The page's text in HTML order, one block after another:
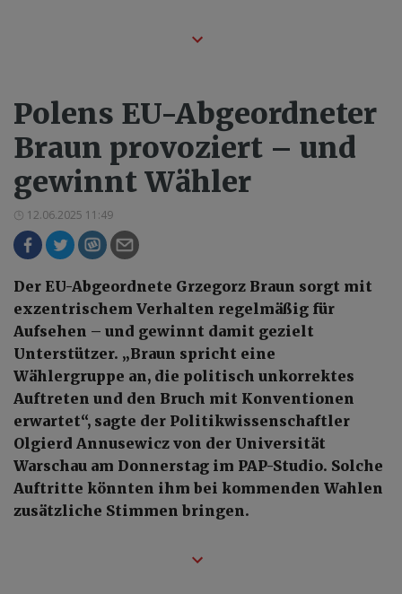
Polens EU-Abgeordneter
Braun provoziert – und
gewinnt Wähler
12.06.2025 11:49
Der EU-Abgeordnete Grzegorz Braun sorgt mit
exzentrischem Verhalten regelmäßig für
Aufsehen – und gewinnt damit gezielt
Unterstützer. „Braun spricht eine
Wählergruppe an, die politisch unkorrektes
Auftreten und den Bruch mit Konventionen
erwartet“, sagte der Politikwissenschaftler
Olgierd Annusewicz von der Universität
Warschau am Donnerstag im PAP-Studio. Solche
Auftritte könnten ihm bei kommenden Wahlen
zusätzliche Stimmen bringen.